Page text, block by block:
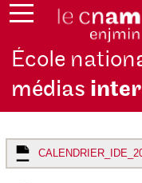
École nation
médias